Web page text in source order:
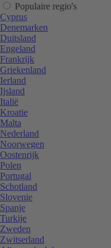
Populaire regio's
Cyprus
Denemarken
Duitsland
Engeland
Frankrijk
Griekenland
Ierland
Ijsland
Italië
Kroatie
Malta
Nederland
Noorwegen
Oostenrijk
Polen
Portugal
Schotland
Slovenie
Spanje
Turkije
Zweden
Zwitserland